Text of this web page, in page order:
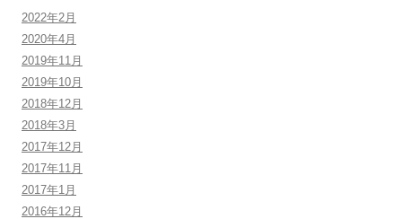
2022年2月
2020年4月
2019年11月
2019年10月
2018年12月
2018年3月
2017年12月
2017年11月
2017年1月
2016年12月